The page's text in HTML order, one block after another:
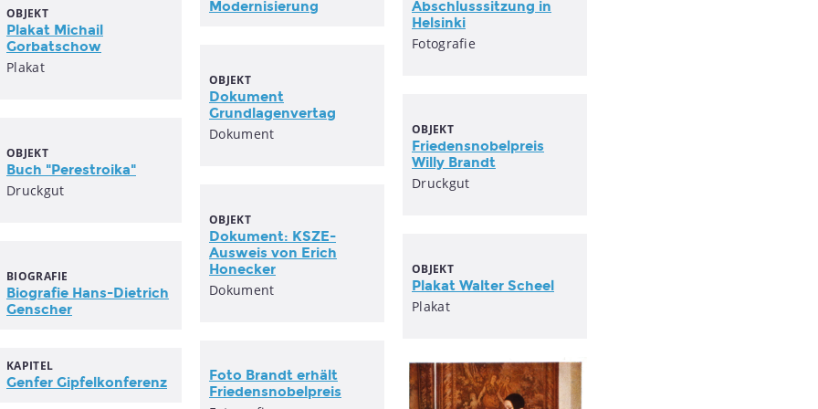
Modernisierung
Abschlusssitzung in
Helsinki
Fotografie
OBJEKT
Plakat Michail
Gorbatschow
Plakat
OBJEKT
Dokument
Grundlagenvertag
Dokument OBJEKT
Friedensnobelpreis
Willy Brandt
Druckgut
OBJEKT
Buch "Perestroika"
Druckgut
OBJEKT
Dokument: KSZE-
Ausweis von Erich
Honecker
Dokument
OBJEKT
Plakat Walter Scheel
Plakat
BIOGRAFIE
Biografie Hans-Dietrich
Genscher
Foto Brandt erhält
Friedensnobelpreis
KAPITEL
Genfer Gipfelkonferenz